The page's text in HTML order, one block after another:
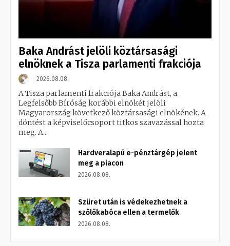
Baka Andrást jelöli köztársasági
elnöknek a Tisza parlamenti frakciója
2026.08.08.
A Tisza parlamenti frakciója Baka Andrást, a
Legfelsőbb Bíróság korábbi elnökét jelöli
Magyarország következő köztársasági elnökének. A
döntést a képviselőcsoport titkos szavazással hozta
meg. A...
Hardveralapú e-pénztárgép jelent
meg a piacon
2026.08.08.
Szüret után is védekezhetnek a
szőlőkabóca ellen a termelők
2026.08.08.